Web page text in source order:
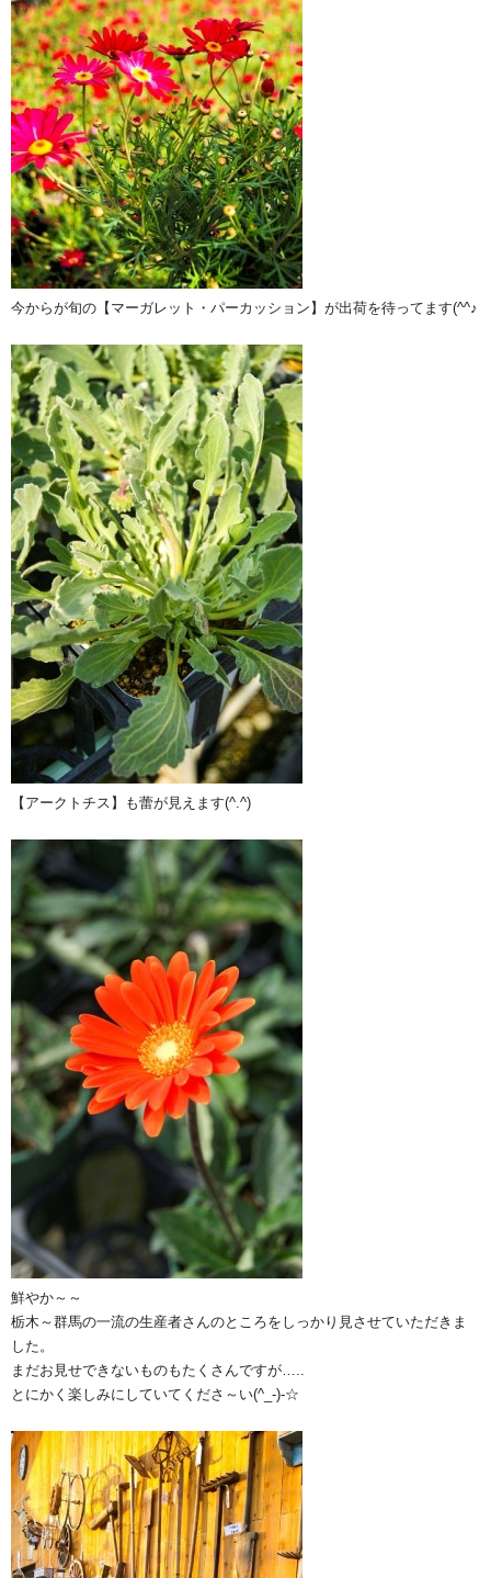
今からが旬の【マーガレット・パーカッション】が出荷を待ってます(^^♪
【アークトチス】も蕾が見えます(^.^)
鮮やか～～
栃木～群馬の一流の生産者さんのところをしっかり見させていただきま
した。
まだお見せできないものもたくさんですが…..
とにかく楽しみにしていてくださ～い(^_-)-☆